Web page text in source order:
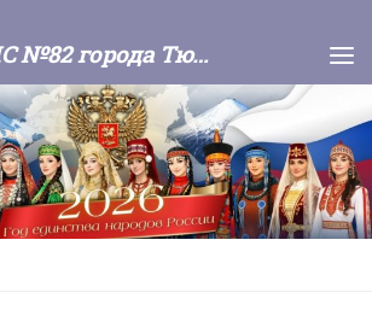
МБОУ НШ-ДС №82 города Тюмени